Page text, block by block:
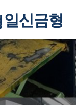
일신금형